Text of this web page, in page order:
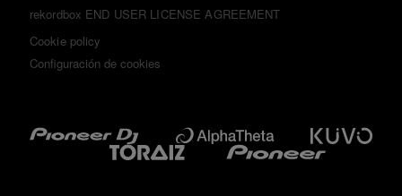
rekordbox END USER LICENSE AGREEMENT
Cookie policy
Configuración de cookies